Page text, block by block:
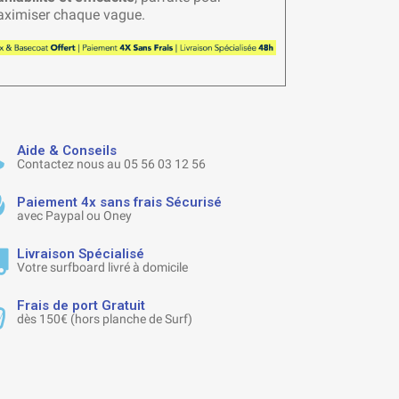
chaque vague.
Aide & Conseils
Contactez nous au 05 56 03 12 56
Paiement 4x sans frais Sécurisé
avec Paypal ou Oney
Livraison Spécialisé
Votre surfboard livré à domicile
Frais de port Gratuit
dès 150€ (hors planche de Surf)